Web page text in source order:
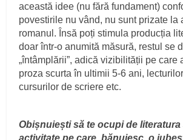
această idee (nu fără fundament)
povestirile nu vând, nu sunt prizate la
romanul. Însă poți stimula producția
doar într-o anumită măsură, restul se
„întâmplării”, adică vizibilității pe care
proza scurta în ultimii 5-6 ani,
cursurilor de scriere etc.
Obișnuiești să te ocupi de literatura
activitate pe care, bănuiesc, o